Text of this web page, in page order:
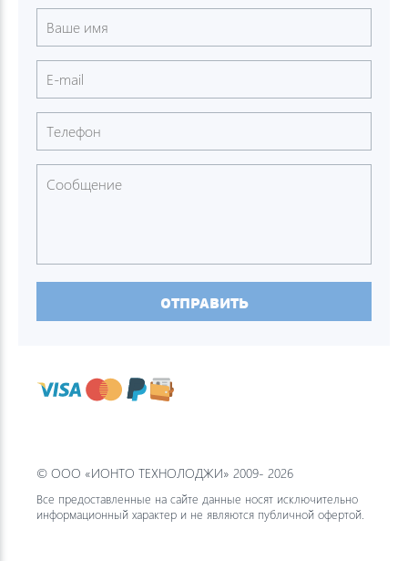
ОТПРАВИТЬ
© ООО «ИОНТО ТЕХНОЛОДЖИ» 2009- 2026
Все предоставленные на сайте данные носят исключительно
информационный характер и не являются публичной офертой.